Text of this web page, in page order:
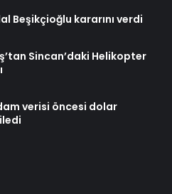
Beşikçioğlu kararını verdi
Sincan’daki Helikopter
verisi öncesi dolar